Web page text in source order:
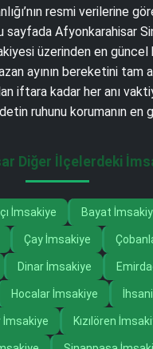
resmi verilerine
Afyonkarahisar
üzerinden en güncel
ayının bereketini tam
iftara kadar her anı
ruhunu korumanın en
Diğer İlçelerdeki
İmsakiye Bayat
Çay İmsakiye
Dinar İmsakiye
Hocalar İmsakiye
İmsakiye Kızılören